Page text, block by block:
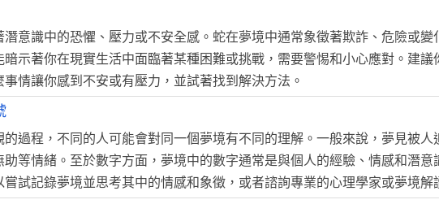
潛意識中的恐懼、壓力或不安全感。蛇在夢境中通常象徵著欺詐、危險或
暗示著你在現實生活中面臨著某種困難或挑戰，需要警惕和小心應對。建
情讓你感到不安或有壓力，並試著找到解決方法。
的過程，不同的人可能會對同一個夢境有不同的理解。一般來說，夢見被
助等情緒。至於數字方面，夢境中的數字通常是與個人的經驗、情感和潛
試記錄夢境並思考其中的情感和象徵，或者諮詢專業的心理學家或夢境解